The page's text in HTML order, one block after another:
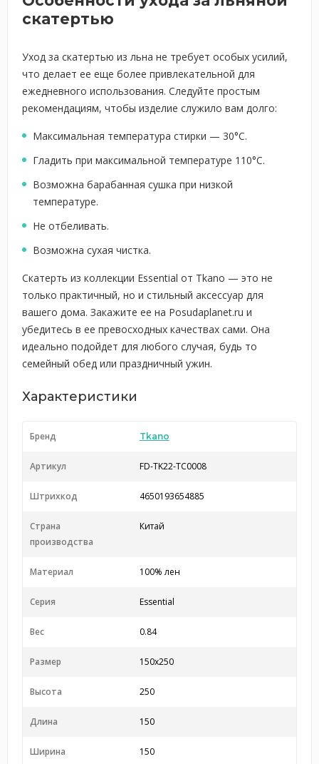
скатертью
Уход за скатертью из льна не требует особых усилий,
что делает ее еще более привлекательной для
ежедневного использования. Следуйте простым
рекомендациям, чтобы изделие служило вам долго:
Максимальная температура стирки — 30°C.
Гладить при максимальной температуре 110°C.
Возможна барабанная сушка при низкой
температуре.
Не отбеливать.
Возможна сухая чистка.
Скатерть из коллекции Essential от Tkano — это не
только практичный, но и стильный аксессуар для
вашего дома. Закажите ее на Posudaplanet.ru и
убедитесь в ее превосходных качествах сами. Она
идеально подойдет для любого случая, будь то
семейный обед или праздничный ужин.
Характеристики
Бренд Tkano
Артикул FD-TK22-TC0008
Штрихкод 4650193654885
Страна
производства
Китай
Материал 100% лен
Серия Essential
Вес 0.84
Размер 150x250
Высота 250
Длина 150
Ширина 150